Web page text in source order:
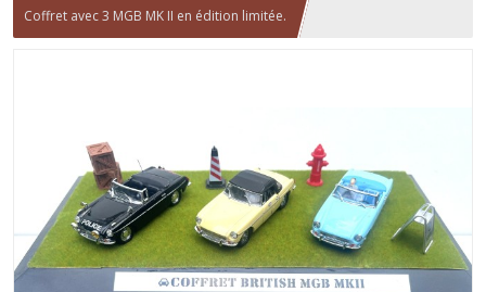
Coffret avec 3 MGB MK II en édition limitée.